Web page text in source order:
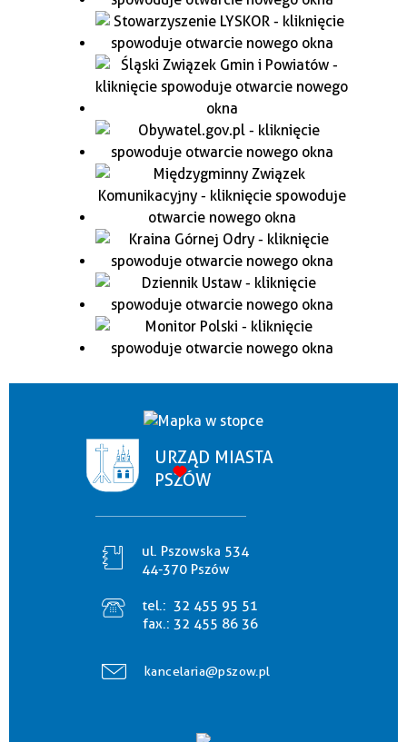
URZĄD MIASTA
PSZÓW
ul. Pszowska 534
44-370 Pszów
tel.: 32 455 95 51
fax.: 32 455 86 36
kancelaria@pszow.pl